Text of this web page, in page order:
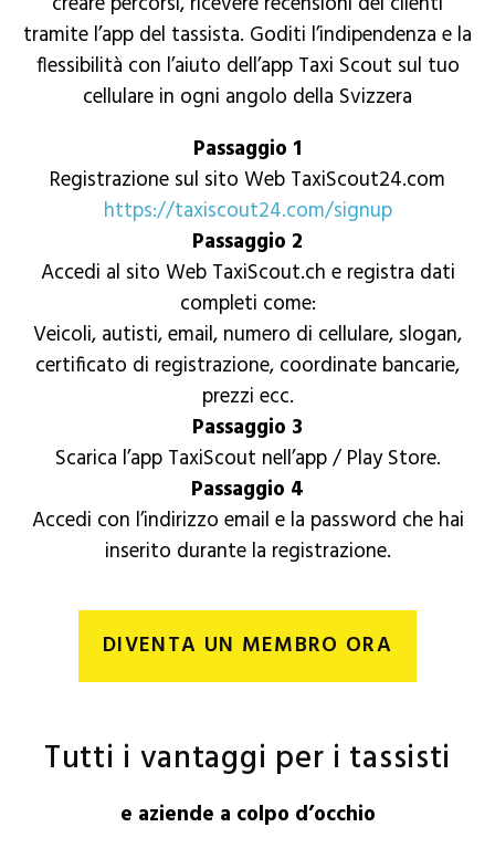
tramite l’app del tassista. Goditi l’indipendenza e la
flessibilità con l’aiuto dell’app Taxi Scout sul tuo
cellulare in ogni angolo della Svizzera
Passaggio 1
Registrazione sul sito Web TaxiScout24.com
https://taxiscout24.com/signup
Passaggio 2
Accedi al sito Web TaxiScout.ch e registra dati
completi come:
Veicoli, autisti, email, numero di cellulare, slogan,
certificato di registrazione, coordinate bancarie,
prezzi ecc.
Passaggio 3
Scarica l’app TaxiScout nell’app / Play Store.
Passaggio 4
Accedi con l’indirizzo email e la password che hai
inserito durante la registrazione.
DIVENTA UN MEMBRO ORA
Tutti i vantaggi per i tassisti
e aziende a colpo d’occhio